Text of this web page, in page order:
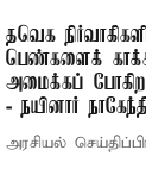
தவெக
பெண்களைக்
அமைக்கப்
- நயினார்
அரசியல்